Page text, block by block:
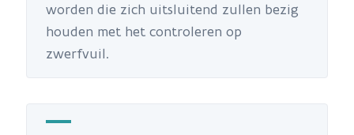
worden die zich uitsluitend zullen bezig
houden met het controleren op
zwerfvuil.